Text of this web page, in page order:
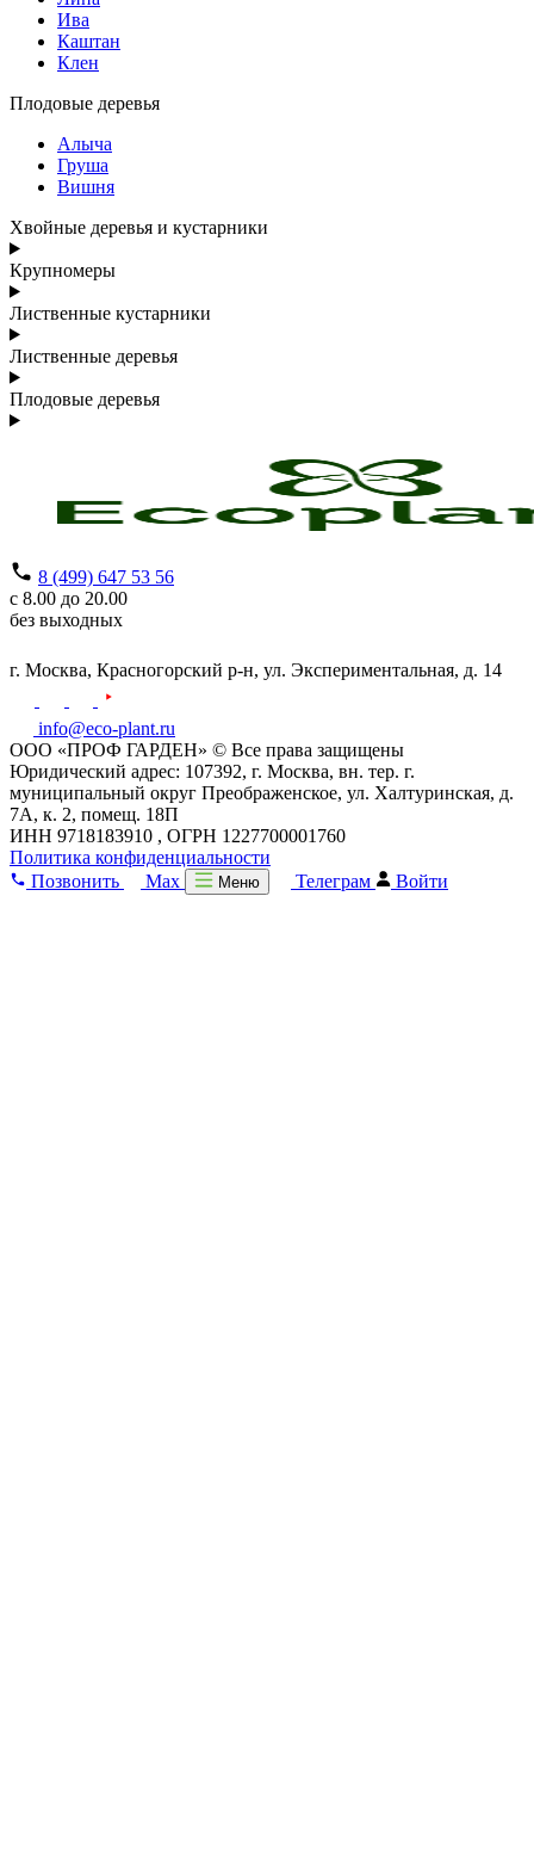
Ива
Каштан
Клен
Плодовые деревья
Алыча
Груша
Вишня
Хвойные деревья и кустарники
Крупномеры
Лиственные кустарники
Лиственные деревья
Плодовые деревья
8 (499) 647 53 56
с 8.00 до 20.00
без выходных
г. Москва, Красногорский р-н, ул. Экспериментальная, д. 14
info@eco-plant.ru
ООО «ПРОФ ГАРДЕН» © Все права защищены
Юридический адрес: 107392, г. Москва, вн. тер. г.
муниципальный округ Преображенское, ул. Халтуринская, д.
7А, к. 2, помещ. 18П
ИНН 9718183910 , ОГРН 1227700001760
Политика конфиденциальности
Позвонить
Max Меню Телеграм Войти